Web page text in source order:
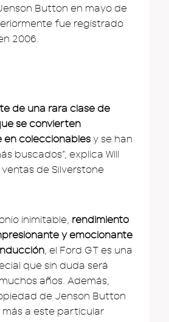
Button en mayo de
fue registrado
2006.
de una rara clase de
se convierten
en coleccionables y se han
buscados”, explica Will
de Silverstone
inimitable, rendimiento
y emocionante
, el Ford GT es una
que sin duda será
años. Además,
de Jenson Button
más a este particular